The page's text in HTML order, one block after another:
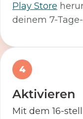
Play Store
deinem 7-
4
Aktivieren
Mit dem 16-